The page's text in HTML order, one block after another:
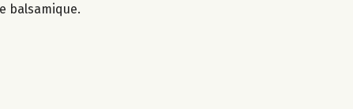
balsamique.